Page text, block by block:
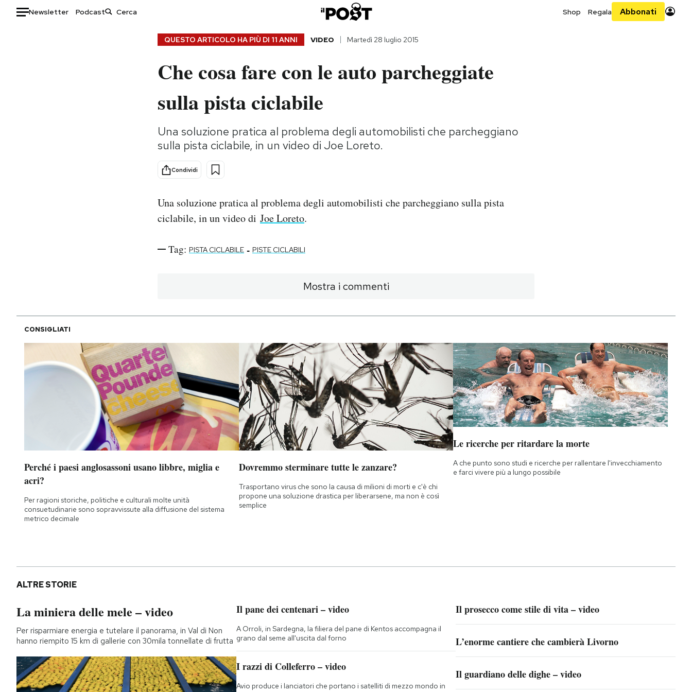
Newsletter Podcast Shop Regala Abbonati
Storie/Idee
Ok Boomer!
Mondiali calcio 2026
I MIEI PREFERITI
AREA PERSONALE
Area Personale
Notifiche mobile
Hai bisogno di aiuto?
Esci
QUESTO ARTICOLO HA PIÙ DI 11 ANNI VIDEO Martedì 28 luglio 2015
Che cosa fare con le auto parcheggiate
sulla pista ciclabile
Una soluzione pratica al problema degli automobilisti che parcheggiano
sulla pista ciclabile, in un video di Joe Loreto.
Condividi
Una soluzione pratica al problema degli automobilisti che parcheggiano sulla pista
ciclabile, in un video di Joe Loreto.
Tag: PISTA CICLABILE - PISTE CICLABILI
Mostra i commenti
CONSIGLIATI
Perché i paesi anglosassoni usano libbre, miglia e
acri?
Per ragioni storiche, politiche e culturali molte unità
consuetudinarie sono sopravvissute alla diffusione del sistema
metrico decimale
Dovremmo sterminare tutte le zanzare?
Trasportano virus che sono la causa di milioni di morti e c'è chi
propone una soluzione drastica per liberarsene, ma non è così
semplice
Le ricerche per ritardare la morte
A che punto sono studi e ricerche per rallentare l'invecchiamento
e farci vivere più a lungo possibile
ALTRE STORIE
La miniera delle mele – video
Per risparmiare energia e tutelare il panorama, in Val di Non
hanno riempito 15 km di gallerie con 30mila tonnellate di frutta
Il pane dei centenari – video
A Orroli, in Sardegna, la filiera del pane di Kentos accompagna il
grano dal seme all'uscita dal forno
I razzi di Colleferro – video
Avio produce i lanciatori che portano i satelliti di mezzo mondo in
Il prosecco come stile di vita – video
L’enorme cantiere che cambierà Livorno
Il guardiano delle dighe – video